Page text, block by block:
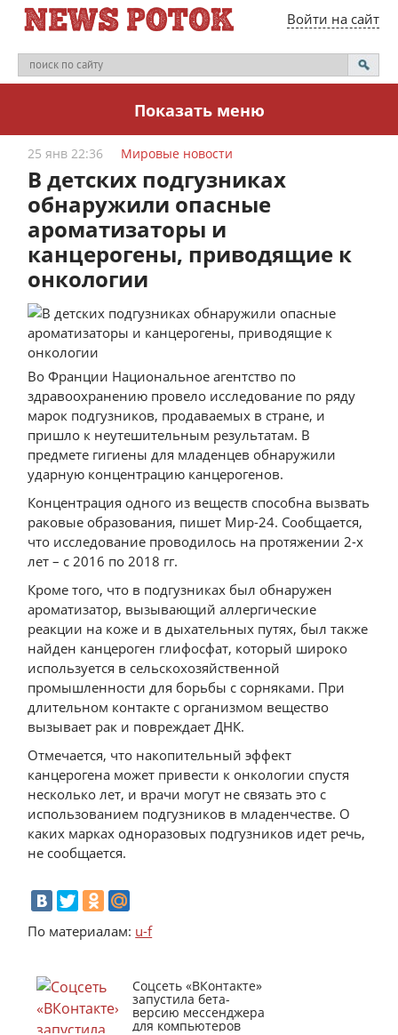
Войти на сайт
Показать меню
25 янв 22:36 Мировые новости
В детских подгузниках
обнаружили опасные
ароматизаторы и
канцерогены, приводящие к
онкологии
Во Франции Национальное агентство по
здравоохранению провело исследование по ряду
марок подгузников, продаваемых в стране, и
пришло к неутешительным результатам. В
предмете гигиены для младенцев обнаружили
ударную концентрацию канцерогенов.
Концентрация одного из веществ способна вызвать
раковые образования, пишет Мир-24. Сообщается,
что исследование проводилось на протяжении 2-х
лет – с 2016 по 2018 гг.
Кроме того, что в подгузниках был обнаружен
ароматизатор, вызывающий аллергические
реакции на коже и в дыхательных путях, был также
найден канцероген глифосфат, который широко
используется в сельскохозяйственной
промышленности для борьбы с сорняками. При
длительном контакте с организмом вещество
вызывает рак и повреждает ДНК.
Отмечается, что накопительный эффект
канцерогена может привести к онкологии спустя
несколько лет, и врачи могут не связать это с
использованием подгузников в младенчестве. О
каких марках одноразовых подгузников идет речь,
не сообщается.
По материалам: u-f
Соцсеть «ВКонтакте»
запустила бета-
версию мессенджера
для компьютеров